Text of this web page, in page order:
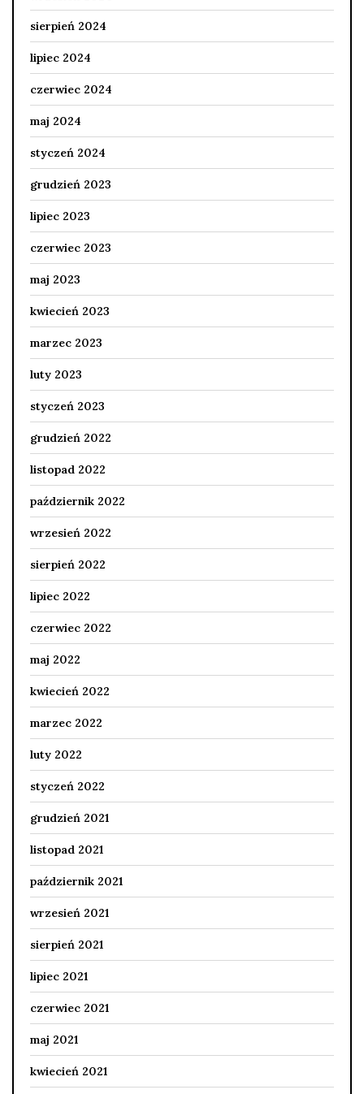
sierpień 2024
lipiec 2024
czerwiec 2024
maj 2024
styczeń 2024
grudzień 2023
lipiec 2023
czerwiec 2023
maj 2023
kwiecień 2023
marzec 2023
luty 2023
styczeń 2023
grudzień 2022
listopad 2022
październik 2022
wrzesień 2022
sierpień 2022
lipiec 2022
czerwiec 2022
maj 2022
kwiecień 2022
marzec 2022
luty 2022
styczeń 2022
grudzień 2021
listopad 2021
październik 2021
wrzesień 2021
sierpień 2021
lipiec 2021
czerwiec 2021
maj 2021
kwiecień 2021